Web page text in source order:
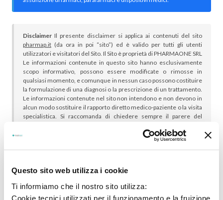
Questo sito web utilizza i cookie
Ti informiamo che il nostro sito utilizza:
Cookie tecnici utilizzati per il funzionamento e la fruizione
Disclaimer Il presente disclaimer si applica ai contenuti del sito
pharmap.it (da ora in poi “sito”) ed è valido per tutti gli utenti
utilizzatori e visitatori del Sito. Il Sito è proprietà di PHARMAONE SRL
Le informazioni contenute in questo sito hanno esclusivamente
scopo informativo, possono essere modificate o rimosse in
qualsiasi momento, e comunque in nessun caso possono costituire
la formulazione di una diagnosi o la prescrizione di un trattamento.
Le informazioni contenute nel sito non intendono e non devono in
alcun modo sostituire il rapporto diretto medico-paziente o la visita
specialistica. Si raccomanda di chiedere sempre il parere del
indicazione riportata. Se si hanno dubbi o quesiti sull’uso di un
medicinale è necessario consultare il proprio medico.